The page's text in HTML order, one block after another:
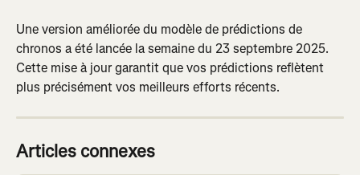
Une version améliorée du modèle de prédictions de
chronos a été lancée la semaine du 23 septembre 2025.
Cette mise à jour garantit que vos prédictions reflètent
plus précisément vos meilleurs efforts récents.
Articles connexes